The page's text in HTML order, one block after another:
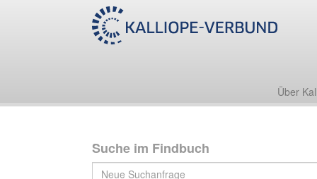
Über
Suche im Findbuch
Nachlass Gotthold Schwela/Bogumił Šwjela
4. Korrespondenz